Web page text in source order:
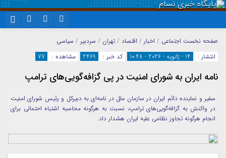
اینستاگرام
تلگرام
سروش
ایتا
آپارات
واتساپ
نام کاربری یا نشانی ایمیل
رمز عبور
مرا به خاطر بسپار
صفحه نخست اجتماعی / اخبار / اقتصاد / تهران / سردبیر / سیاسی
انتشار :
14 - ژانویه - 2026 - 10:48 کد خبر : 2469 مشاهده : 77
نامه ایران به شورای امنیت در پی گزافه‌گویی‌های ترامپ
سفیر و نماینده دائم ایران در سازمان ملل در نامه‌ای به دبیرکل و رئیس شورای امنیت
در واکنش به گزافه‌گویی‌های ترامپ، نسبت به هرگونه محاسبه اشتباه احتمالی برای
انجام هرگونه تجاوز نظامی علیه ایران هشدار داد.